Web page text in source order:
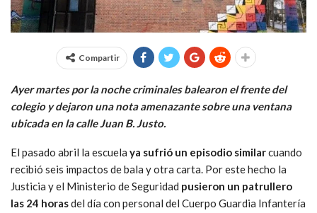
Compartir
Ayer martes por la noche criminales balearon el frente del
colegio y dejaron una nota amenazante sobre una ventana
ubicada en la calle Juan B. Justo.
El pasado abril la escuela ya sufrió un episodio similarcuando
recibió seis impactos de bala y otra carta. Por este hecho la
Justicia y el Ministerio de Seguridad pusieron un patrullero
las 24 horasdel día con personal del Cuerpo Guardia Infantería